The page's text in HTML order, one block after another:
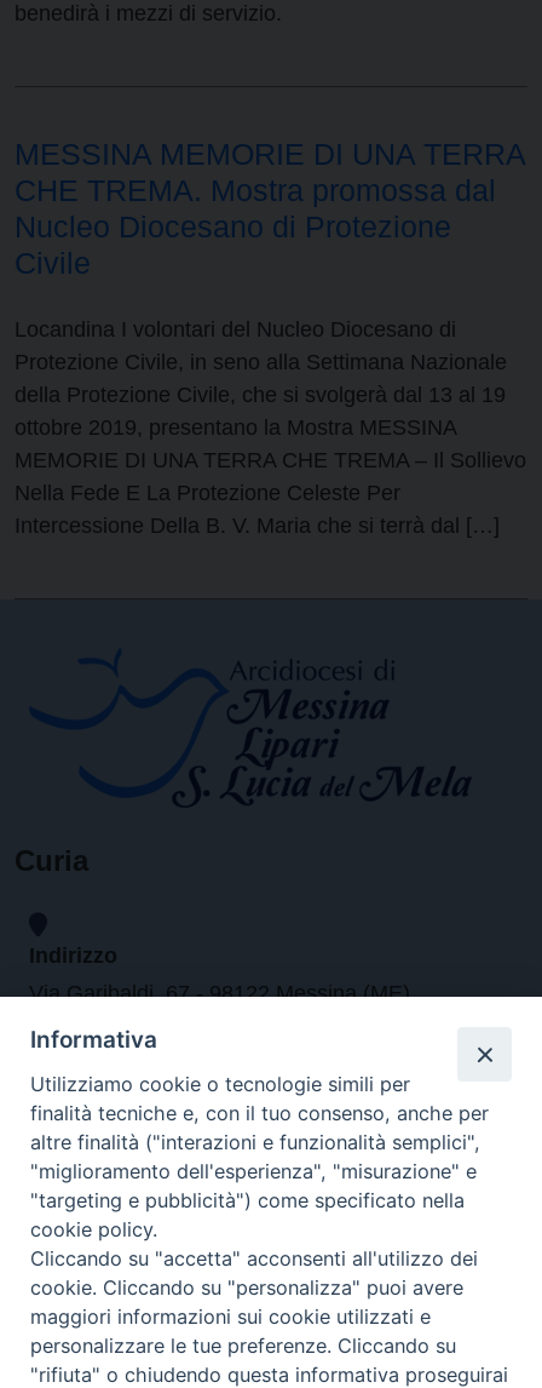
benedirà i mezzi di servizio.
MESSINA MEMORIE DI UNA TERRA
CHE TREMA. Mostra promossa dal
Nucleo Diocesano di Protezione
Civile
Locandina I volontari del Nucleo Diocesano di
Protezione Civile, in seno alla Settimana Nazionale
della Protezione Civile, che si svolgerà dal 13 al 19
ottobre 2019, presentano la Mostra MESSINA
MEMORIE DI UNA TERRA CHE TREMA – Il Sollievo
Nella Fede E La Protezione Celeste Per
Intercessione Della B. V. Maria che si terrà dal […]
Curia
Indirizzo
Via Garibaldi, 67 - 98122 Messina (ME)
Orari
da lunedi al venerdi dalle ore 9.30 alle 12.30
Contatti
Tel. 090.6684111 - Fax. 090.6684206
arcivescovo.messina@tin.it
Canali social
Informativa
Utilizziamo cookie o tecnologie simili per
finalità tecniche e, con il tuo consenso, anche per
altre finalità ("interazioni e funzionalità semplici",
"miglioramento dell'esperienza", "misurazione" e
"targeting e pubblicità") come specificato nella
cookie policy.
Cliccando su "accetta" acconsenti all'utilizzo dei
cookie. Cliccando su "personalizza" puoi avere
maggiori informazioni sui cookie utilizzati e
personalizzare le tue preferenze. Cliccando su
"rifiuta" o chiudendo questa informativa proseguirai